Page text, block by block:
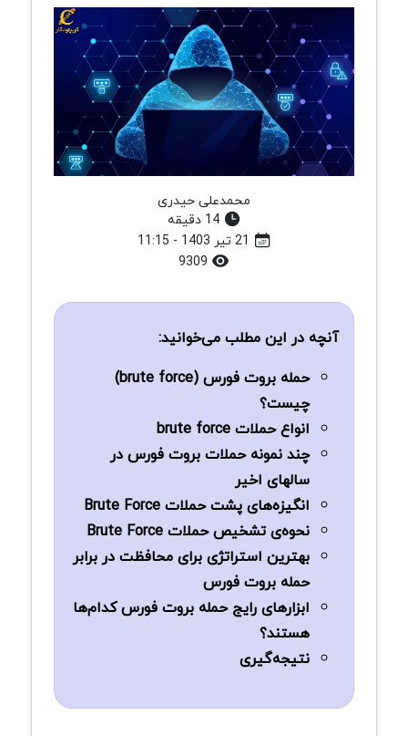
محمدعلی حیدری
14 دقیقه
آنچه در این مطلب می‌خوانید:
حمله بروت فورس (brute force)
چیست؟
انواع حملات brute force
چند نمونه‌ حملات بروت فورس در
سالهای اخیر
انگیزه‌های پشت حملات Brute Force
نحوه‌ی تشخیص حملات Brute Force
بهترین استراتژی برای محافظت در برابر
حمله بروت فورس
ابزارهای رایج حمله بروت فورس کدام‌ها
هستند؟
نتیجه‌گیری